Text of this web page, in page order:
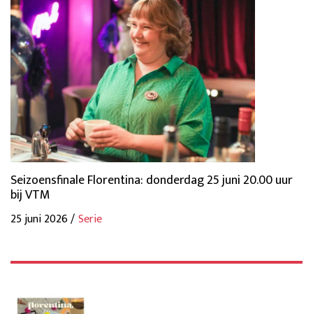
Seizoensfinale Florentina: donderdag 25 juni 20.00 uur
bij VTM
25 juni 2026 /Serie